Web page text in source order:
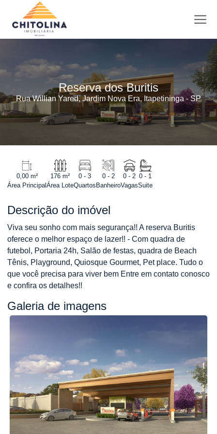
Reserva dos Buritis
Rua Willian Yared, Jardim Nova Era, Itapetininga - SP
0,00 m²
Área Principal
176 m²
Área Lote
0 - 3
Quartos
0 - 2
Banheiro
0 - 2
Vagas
0 - 1
Suite
Descrição do imóvel
Viva seu sonho com mais segurança!! A reserva Buritis
oferece o melhor espaço de lazer!! - Com quadra de
futebol, Portaria 24h, Salão de festas, quadra de Beach
Tênis, Playground, Quiosque Gourmet, Pet place. Tudo o
que você precisa para viver bem Entre em contato conosco
e confira os detalhes!!
Galeria de imagens